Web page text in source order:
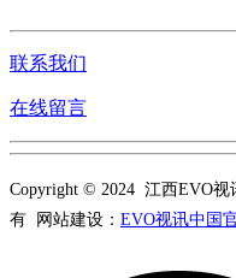
联系我们
在线留言
Copyright © 2024 江西EVO
有 网站建设： EVO视讯中国